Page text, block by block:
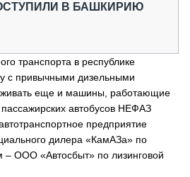
В БАШКИРИЮ
транспорта в республике
с привычными дизельными
еще и машины, работающие
автобусов НЕФАЗ
предприятие
дилера «КамАЗа» по
– ООО «Автосбыт» по лизинговой